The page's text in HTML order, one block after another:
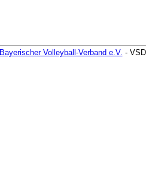
Bayerischer Volleyball-Verband e.V. -